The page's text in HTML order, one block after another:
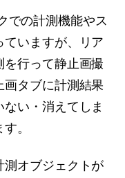
での計測機能やス
いますが、リア
を行って静止画撮
タブに計測結果
い・消えてしま
。
測オブジェクトが